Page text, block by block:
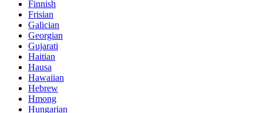
Finnish
Frisian
Galician
Georgian
Gujarati
Haitian
Hausa
Hawaiian
Hebrew
Hmong
Hungarian